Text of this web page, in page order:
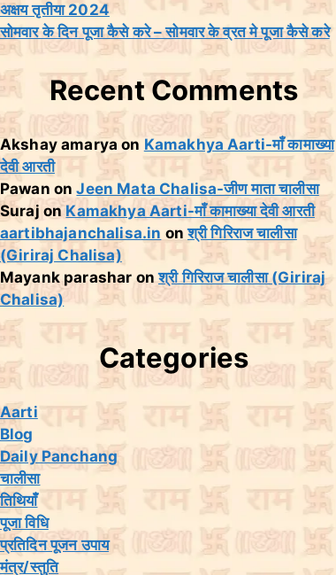
अक्षय तृतीया 2024
सोमवार के दिन पूजा कैसे करे – सोमवार के व्रत मे पूजा कैसे करे
Recent Comments
Akshay amarya on Kamakhya Aarti-माँ कामाख्या
देवी आरती
Pawan onJeen Mata Chalisa-जीण माता चालीसा
Suraj onKamakhya Aarti-माँ कामाख्या देवी आरती
aartibhajanchalisa.in onश्री गिरिराज चालीसा
(Giriraj Chalisa)
Mayank parashar onश्री गिरिराज चालीसा (Giriraj
Chalisa)
Categories
Aarti
Blog
Daily Panchang
चालीसा
तिथियांँ
पूजा विधि
प्रतिदिन पूजन उपाय
मंत्र/स्तुति